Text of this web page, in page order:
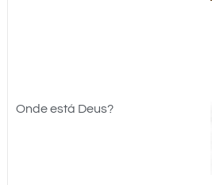
Onde está Deus?